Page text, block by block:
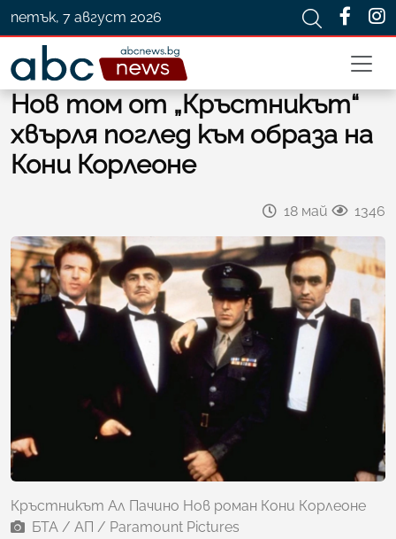
петък, 7 август 2026
Нов том от „Кръстникът“
хвърля поглед към образа на
Кони Корлеоне
18 май 1346
Кръстникът Ал Пачино Нов роман Кони Корлеоне
БТА / АП / Paramount Pictures